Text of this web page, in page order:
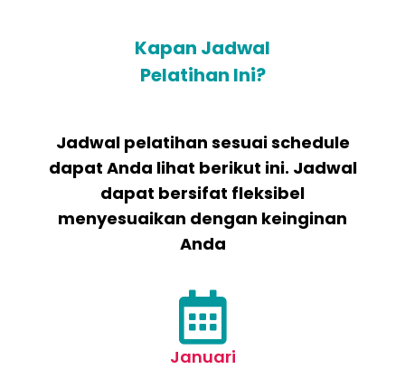
Kapan Jadwal
Pelatihan Ini?
Jadwal pelatihan sesuai schedule
dapat Anda lihat berikut ini. Jadwal
dapat bersifat fleksibel
menyesuaikan dengan keinginan
Anda
Januari